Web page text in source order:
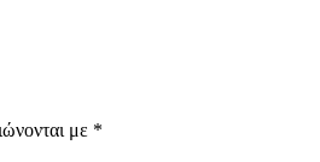
με *